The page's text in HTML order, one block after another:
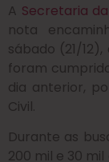
A Secretaria
nota
sábado (21/
foram
dia anterior,
Civil.
Durante as
200 mil e 30